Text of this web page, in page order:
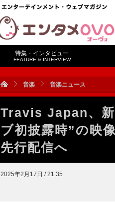
特集・インタビュー
FEATURE & INTERVIEW
音楽 音楽ニュース
Travis Japan、
ブ初披露時”の映
先行配信へ
2025年2月17日 / 21:35